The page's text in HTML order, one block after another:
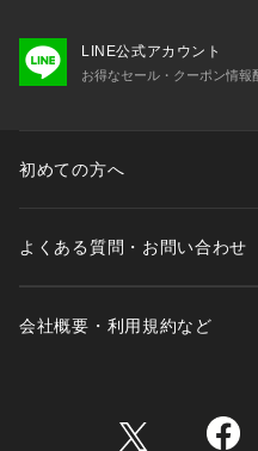
LINE公式アカウント
お得なセール・クーポン情報
初めての方へ
よくある質問・お問い合わせ
会社概要・利用規約など